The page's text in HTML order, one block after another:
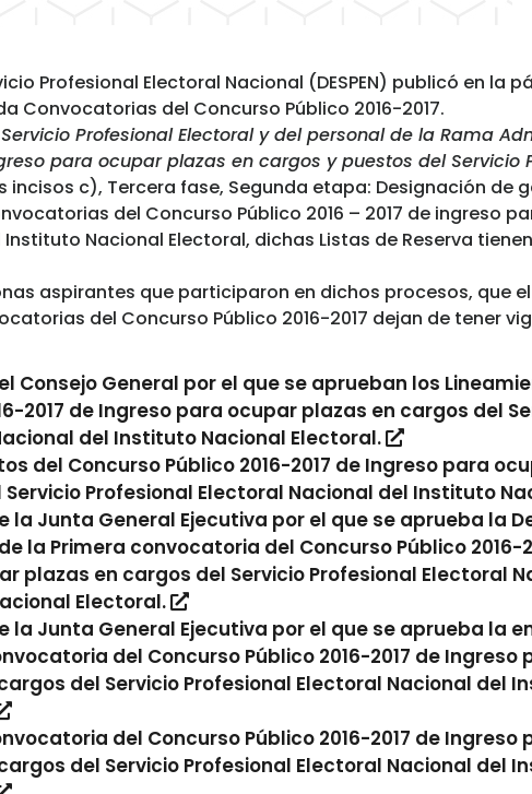
Profesional Electoral Nacional (DESPEN) publicó en la
Convocatorias del Concurso Público 2016-2017.
Profesional Electoral y del personal de la Rama
para ocupar plazas en cargos y puestos del Servicio
incisos c), Tercera fase, Segunda etapa: Designación de
del Concurso Público 2016 – 2017 de ingreso
Nacional Electoral, dichas Listas de Reserva
aspirantes que participaron en dichos procesos, que el
del Concurso Público 2016-2017 dejan de tener
Consejo General por el que se aprueban los
2017 de Ingreso para ocupar plazas en cargos del
del Instituto Nacional Electoral.
del Concurso Público 2016-2017 de Ingreso para
Profesional Electoral Nacional del Instituto
la Junta General Ejecutiva por el que se aprueba la
la Primera convocatoria del Concurso Público 2016-
plazas en cargos del Servicio Profesional Electoral
Electoral.
la Junta General Ejecutiva por el que se aprueba la
del Concurso Público 2016-2017 de Ingreso
del Servicio Profesional Electoral Nacional del
del Concurso Público 2016-2017 de Ingreso
del Servicio Profesional Electoral Nacional del